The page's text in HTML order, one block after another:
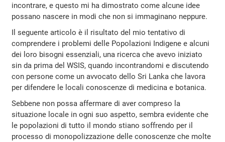
incontrare, e questo mi ha dimostrato come alcune idee
possano nascere in modi che non si immaginano neppure.
Il seguente articolo è il risultato del mio tentativo di
comprendere i problemi delle Popolazioni Indigene e alcuni
dei loro bisogni essenziali, una ricerca che avevo iniziato
sin da prima del WSIS, quando incontrandomi e discutendo
con persone come un avvocato dello Sri Lanka che lavora
per difendere le locali conoscenze di medicina e botanica.
Sebbene non possa affermare di aver compreso la
situazione locale in ogni suo aspetto, sembra evidente che
le popolazioni di tutto il mondo stiano soffrendo per il
processo di monopolizzazione delle conoscenze che molte